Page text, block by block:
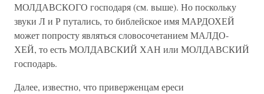
МОЛДАВСКОГО господаря (см. выше). Но поскольку
звуки Л и Р путались, то библейское имя МАРДОХЕЙ
может попросту являться словосочетанием МАЛДО-
ХЕЙ, то есть МОЛДАВСКИЙ ХАН или МОЛДАВСКИЙ
господарь.
Далее, известно, что приверженцам ереси